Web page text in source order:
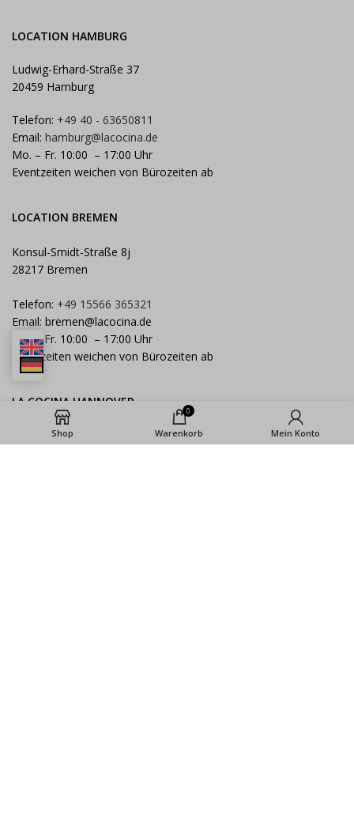
LOCATION HAMBURG
Ludwig-Erhard-Straße 37
20459 Hamburg
Telefon: +49 40 - 63650811
Email: hamburg@lacocina.de
Mo. – Fr. 10:00 – 17:00 Uhr
Eventzeiten weichen von Bürozeiten ab
LOCATION BREMEN
Konsul-Smidt-Straße 8j
28217 Bremen
Telefon: +49 15566 365321
Email: bremen@lacocina.de
Mo. – Fr. 10:00 – 17:00 Uhr
Eventzeiten weichen von Bürozeiten ab
LA COCINA HANNOVER
Königstraße bis 65 Personen
Aegidientorplatz 25 Personen
Shop
0
Warenkorb Mein Konto